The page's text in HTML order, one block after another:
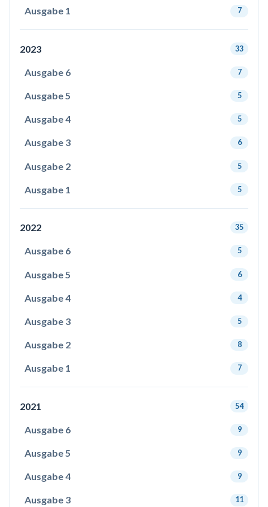
Ausgabe 1 7
2023 33
Ausgabe 6 7
Ausgabe 5 5
Ausgabe 4 5
Ausgabe 3 6
Ausgabe 2 5
Ausgabe 1 5
2022 35
Ausgabe 6 5
Ausgabe 5 6
Ausgabe 4 4
Ausgabe 3 5
Ausgabe 2 8
Ausgabe 1 7
2021 54
Ausgabe 6 9
Ausgabe 5 9
Ausgabe 4 9
Ausgabe 3 11